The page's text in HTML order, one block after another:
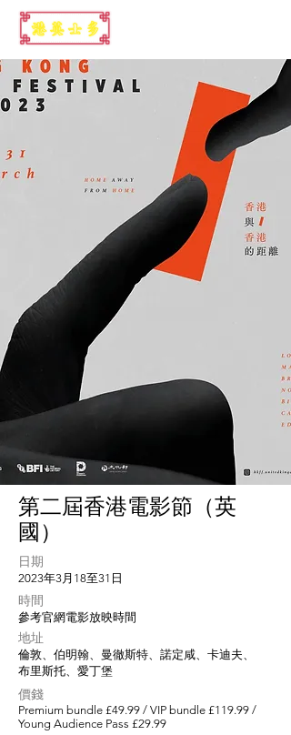
第二屆香港電影節（英
國）
日期
2023年3月18至31日
​時間
參考官網電影放映時間
地址
倫敦、伯明翰、曼徹斯特、諾定咸、卡迪夫、
布里斯托、愛丁堡
​價錢
Premium bundle £49.99 / VIP bundle £119.99 /
Young Audience Pass £29.99